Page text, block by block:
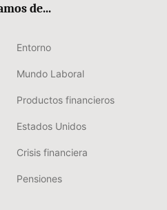
de...
Entorno
Mundo Laboral
Productos financieros
Estados Unidos
Crisis financiera
Pensiones